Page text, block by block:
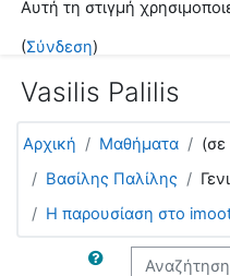
Μετάβαση στο κεντρικό
Αυτή τη στιγμή
(Σύνδεση)
Vasilis Palilis
Αρχική Μαθήματα
Βασίλης Παλίλης
H παρουσίαση στο
Αναζήτηση